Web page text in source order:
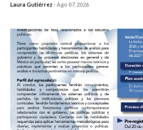
Laura Gutiérrez -Ago 07, 2026